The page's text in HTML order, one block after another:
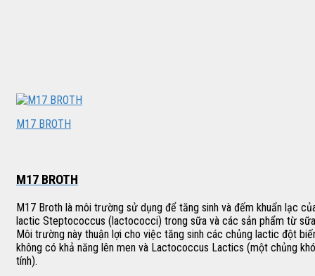
M17 BROTH
M17 BROTH
M17 Broth là môi trường sử dụng để tăng sinh và đếm khuẩn lạc
lactic Steptococcus (lactococci) trong sữa và các sản phẩm từ
Môi trường này thuận lợi cho việc tăng sinh các chủng lactic đột
không có khả năng lên men và Lactococcus Lactics (một chủng khó
tính).